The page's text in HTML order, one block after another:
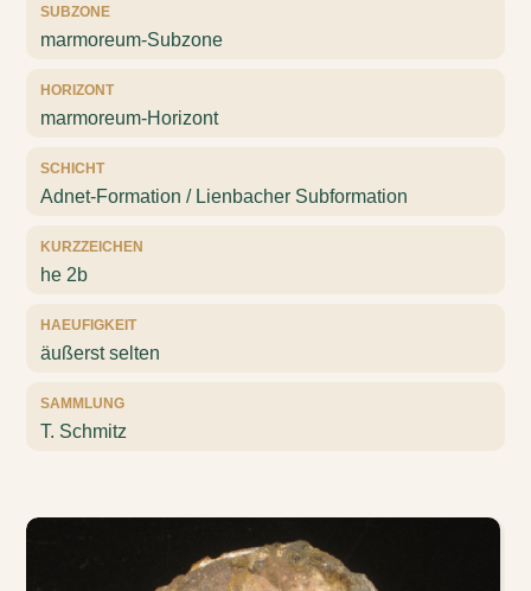
SUBZONE
marmoreum-Subzone
HORIZONT
marmoreum-Horizont
SCHICHT
Adnet-Formation / Lienbacher Subformation
KURZZEICHEN
he 2b
HAEUFIGKEIT
äußerst selten
SAMMLUNG
T. Schmitz